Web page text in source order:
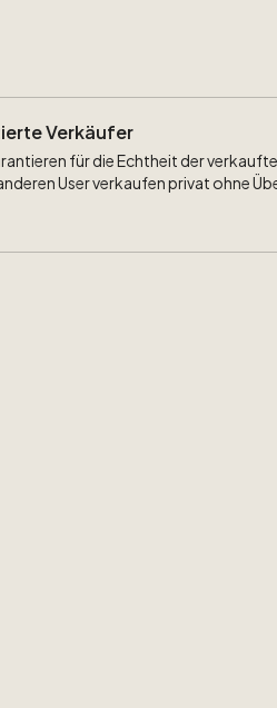
Verkäufer
für die Echtheit der
User verkaufen privat ohne